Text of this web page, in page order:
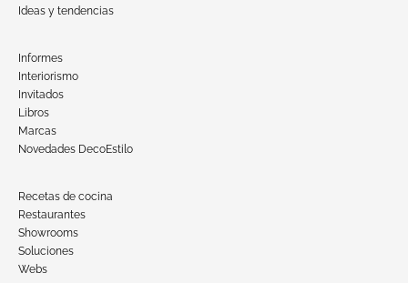
Ideas y tendencias
Informes
Interiorismo
Invitados
Libros
Marcas
Novedades DecoEstilo
Recetas de cocina
Restaurantes
Showrooms
Soluciones
Webs